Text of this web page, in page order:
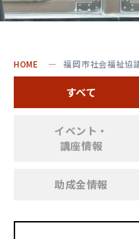
HOME 福岡市社会福祉協
すべて
イベント・
講座情報
助成金情報